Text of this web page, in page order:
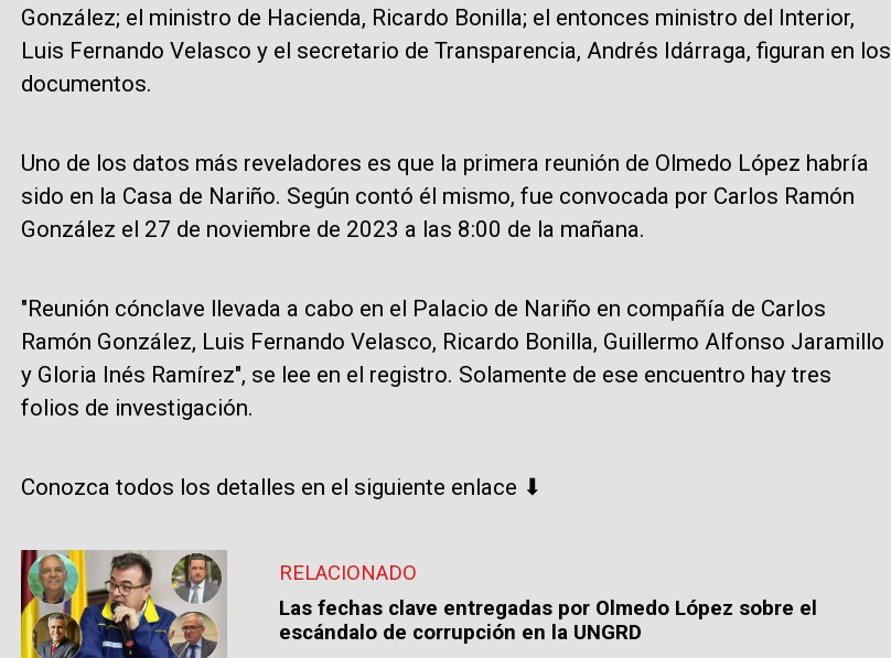
González; el ministro de Hacienda, Ricardo Bonilla; el entonces ministro del Interior,
Luis Fernando Velasco y el secretario de Transparencia, Andrés Idárraga, figuran en los
documentos.
Uno de los datos más reveladores es que la primera reunión de Olmedo López habría
sido en la Casa de Nariño. Según contó él mismo, fue convocada por Carlos Ramón
González el 27 de noviembre de 2023 a las 8:00 de la mañana.
"Reunión cónclave llevada a cabo en el Palacio de Nariño en compañía de Carlos
Ramón González, Luis Fernando Velasco, Ricardo Bonilla, Guillermo Alfonso Jaramillo
y Gloria Inés Ramírez", se lee en el registro. Solamente de ese encuentro hay tres
folios de investigación.
Conozca todos los detalles en el siguiente enlace ⬇
RELACIONADO
Las fechas clave entregadas por Olmedo López sobre el
escándalo de corrupción en la UNGRD